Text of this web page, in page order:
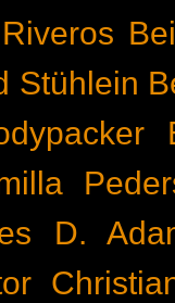
Stühlein
D.